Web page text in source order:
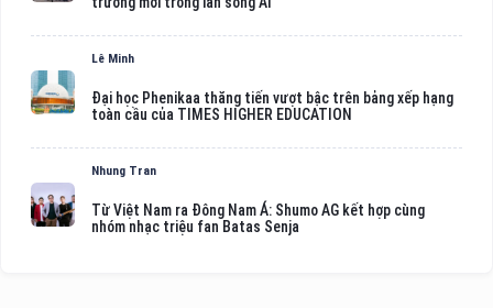
Lê Minh
Đại học Phenikaa thăng tiến vượt bậc trên bảng xếp hạng
toàn cầu của TIMES HIGHER EDUCATION
Nhung Tran
Từ Việt Nam ra Đông Nam Á: Shumo AG kết hợp cùng
nhóm nhạc triệu fan Batas Senja